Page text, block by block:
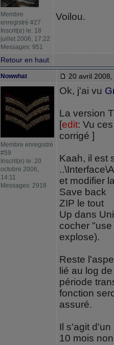
Membre
enregistré #27
Inscrit(e) le: 18
juillet 2006, 17:22
Messages: 951
Voilou.
Retour en haut
Nowwhat 20 avril
Membre enregistré
#59
Inscrit(e) le: 20
octobre 2006,
14:11
Messages: 2918
Ok, j'ai vu
La version
[edit: Vu
corrigé ]
Kaah, il est
et modifier
Save back
ZIP le tout
Up dans
cocher
explose).
Reste
lié au log
période
fonction
assuré.
Il s'agit
10 mois